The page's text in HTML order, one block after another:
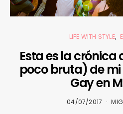
LIFE WITH STYLE
Esta es la crónica
poco bruta) de
Gay en
04/07/2017